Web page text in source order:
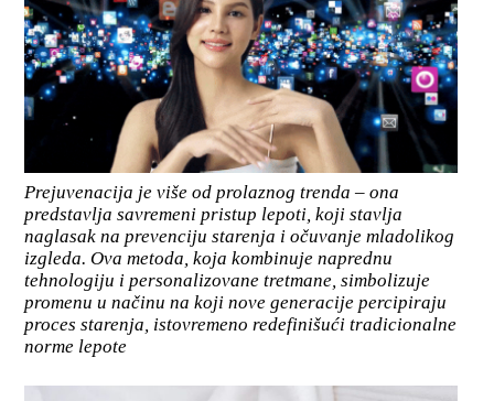
Prejuvenacija je više od prolaznog trenda – ona
predstavlja savremeni pristup lepoti, koji stavlja
naglasak na prevenciju starenja i očuvanje mladolikog
izgleda. Ova metoda, koja kombinuje naprednu
tehnologiju i personalizovane tretmane, simbolizuje
promenu u načinu na koji nove generacije percipiraju
proces starenja, istovremeno redefinišući tradicionalne
norme lepote